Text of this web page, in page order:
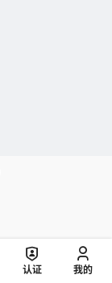
认证 我的